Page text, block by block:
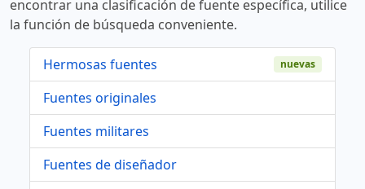
encontrar una clasificación de fuente específica, utilice
la función de búsqueda conveniente.
Hermosas fuentes nuevas
Fuentes originales
Fuentes militares
Fuentes de diseñador